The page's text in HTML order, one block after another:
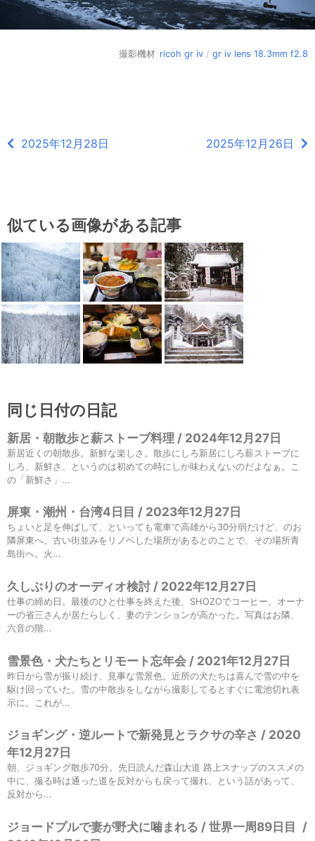
撮影機材 ricoh gr iv / gr iv lens 18.3mm f2.8
2025年12月28日 2025年12月26日
似ている画像がある記事
同じ日付の日記
新居・朝散歩と薪ストーブ料理 / 2024年12月27日
新居近くの朝散歩。新鮮な楽しさ。散歩にしろ新居にしろ薪ストーブに
しろ、新鮮さ、というのは初めての時にしか味わえないのだよなぁ。こ
の「新鮮さ」...
屏東・潮州・台湾4日目 / 2023年12月27日
ちょいと足を伸ばして、といっても電車で高雄から30分弱だけど、のお
隣屏東へ。古い街並みをリノベした場所があるとのことで、その場所青
島街へ。火...
久しぶりのオーディオ検討 / 2022年12月27日
仕事の締め日。最後のひと仕事を終えた後、SHOZOでコーヒー。オーナ
ーの省三さんが居たらしく、妻のテンションが高かった。写真はお隣、
六音の階...
雪景色・犬たちとリモート忘年会 / 2021年12月27日
昨日から雪が振り続け、見事な雪景色。近所の犬たちは喜んで雪の中を
駆け回っていた。雪の中散歩をしながら撮影してるとすぐに電池切れ表
示に。これが...
ジョギング・逆ルートで新発見とラクサの辛さ / 2020
年12月27日
朝、ジョギング散歩70分。先日読んだ森山大道 路上スナップのススメの
中に、撮る時は通った道を反対からも戻って撮れ、という話があって、
反対から...
ジョードプルで妻が野犬に噛まれる / 世界一周89日目
/